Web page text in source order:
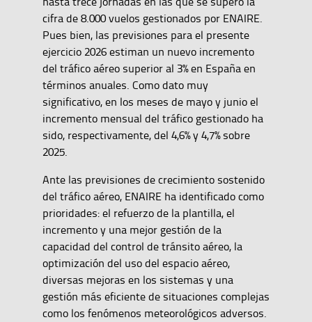
cifra de 8.000 vuelos gestionados por ENAIRE.
Pues bien, las previsiones para el presente
ejercicio 2026 estiman un nuevo incremento
del tráfico aéreo superior al 3% en España en
términos anuales. Como dato muy
significativo, en los meses de mayo y junio el
incremento mensual del tráfico gestionado ha
sido, respectivamente, del 4,6% y 4,7% sobre
2025.
Ante las previsiones de crecimiento sostenido
del tráfico aéreo, ENAIRE ha identificado como
prioridades: el refuerzo de la plantilla, el
incremento y una mejor gestión de la
capacidad del control de tránsito aéreo, la
optimización del uso del espacio aéreo,
diversas mejoras en los sistemas y una
gestión más eficiente de situaciones complejas
como los fenómenos meteorológicos adversos.